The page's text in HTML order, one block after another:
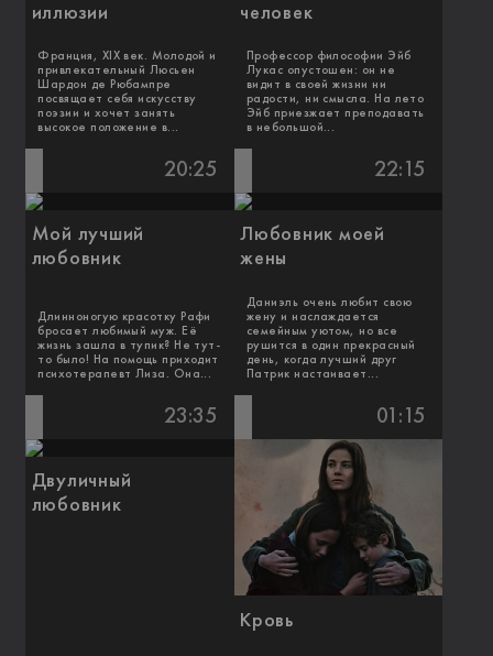
иллюзии
Франция, XIX век. Молодой и
привлекательный Люсьен
Шардон де Рюбампре
посвящает себя искусству
поэзии и хочет занять
высокое положение в...
человек
Профессор философии Эйб
Лукас опустошен: он не
видит в своей жизни ни
радости, ни смысла. На лето
Эйб приезжает преподавать
в небольшой...
20:25
Мой лучший
любовник
Длинноногую красотку Рафи
бросает любимый муж. Её
жизнь зашла в тупик? Не тут-
то было! На помощь приходит
психотерапевт Лиза. Она...
22:15
Любовник моей
жены
Даниэль очень любит свою
жену и наслаждается
семейным уютом, но все
рушится в один прекрасный
день, когда лучший друг
Патрик настаивает...
23:35
Двуличный
любовник
01:15
Кровь